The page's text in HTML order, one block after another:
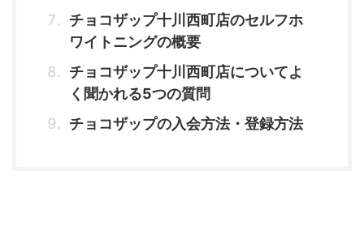
チョコザップ十川西町店のセルフホ
ワイトニングの概要
チョコザップ十川西町店についてよ
く聞かれる5つの質問
チョコザップの入会方法・登録方法